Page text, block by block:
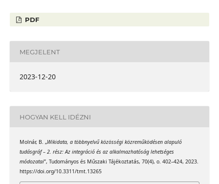
PDF
MEGJELENT
2023-12-20
HOGYAN KELL IDÉZNI
Molnár, B. „Wikidata, a többnyelvű közösségi közreműködésen alapuló
tudásgráf – 2. rész: Az integráció és az alkalmazhatóság lehetséges
módozatai”, Tudományos és Műszaki Tájékoztatás, 70(4), o. 402–424, 2023.
https://doi.org/10.3311/tmt.13265